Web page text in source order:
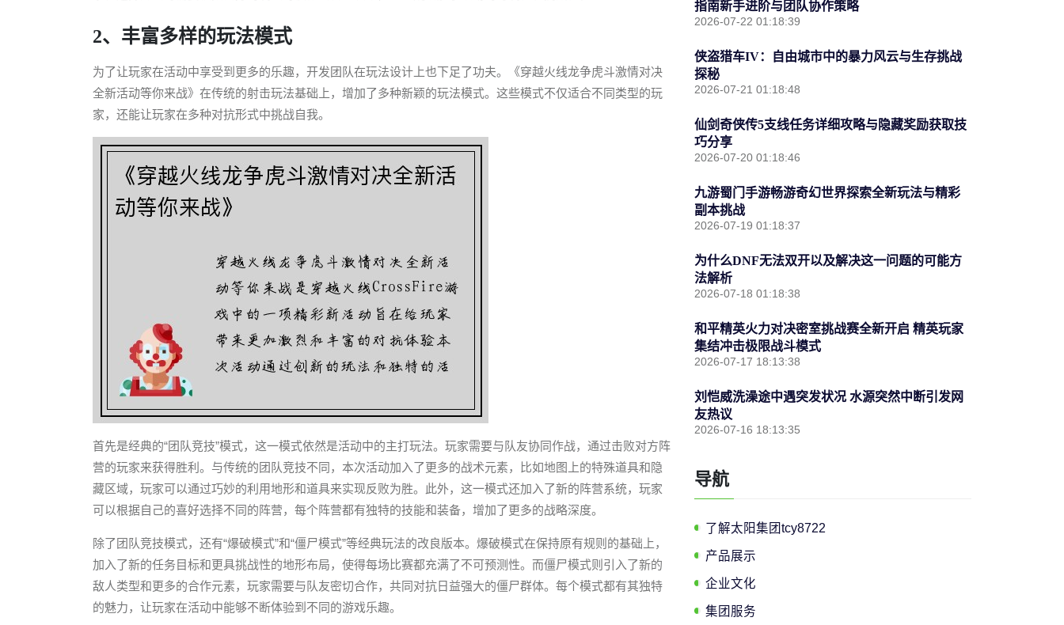
2、丰富多样的玩法模式
为了让玩家在活动中享受到更多的乐趣，开发团队在玩法设计上也下足了功夫。《穿越火线龙争虎斗激情对决
全新活动等你来战》在传统的射击玩法基础上，增加了多种新颖的玩法模式。这些模式不仅适合不同类型的玩
家，还能让玩家在多种对抗形式中挑战自我。
首先是经典的“团队竞技”模式，这一模式依然是活动中的主打玩法。玩家需要与队友协同作战，通过击败对方阵
营的玩家来获得胜利。与传统的团队竞技不同，本次活动加入了更多的战术元素，比如地图上的特殊道具和隐
藏区域，玩家可以通过巧妙的利用地形和道具来实现反败为胜。此外，这一模式还加入了新的阵营系统，玩家
可以根据自己的喜好选择不同的阵营，每个阵营都有独特的技能和装备，增加了更多的战略深度。
除了团队竞技模式，还有“爆破模式”和“僵尸模式”等经典玩法的改良版本。爆破模式在保持原有规则的基础上，
加入了新的任务目标和更具挑战性的地形布局，使得每场比赛都充满了不可预测性。而僵尸模式则引入了新的
敌人类型和更多的合作元素，玩家需要与队友密切合作，共同对抗日益强大的僵尸群体。每个模式都有其独特
的魅力，让玩家在活动中能够不断体验到不同的游戏乐趣。
指南新手进阶与团队协作策略
2026-07-22 01:18:39
侠盗猎车IV：自由城市中的暴力风云与生存挑战
探秘
2026-07-21 01:18:48
仙剑奇侠传5支线任务详细攻略与隐藏奖励获取技
巧分享
2026-07-20 01:18:46
九游蜀门手游畅游奇幻世界探索全新玩法与精彩
副本挑战
2026-07-19 01:18:37
为什么DNF无法双开以及解决这一问题的可能方
法解析
2026-07-18 01:18:38
和平精英火力对决密室挑战赛全新开启 精英玩家
集结冲击极限战斗模式
2026-07-17 18:13:38
刘恺威洗澡途中遇突发状况 水源突然中断引发网
友热议
2026-07-16 18:13:35
导航
了解太阳集团tcy8722
产品展示
企业文化
集团服务